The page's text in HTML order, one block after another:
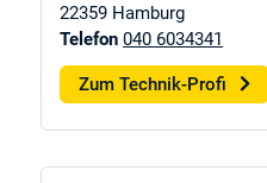
22359 Hamburg
Telefon 040 6034341
Zum Technik-Profi